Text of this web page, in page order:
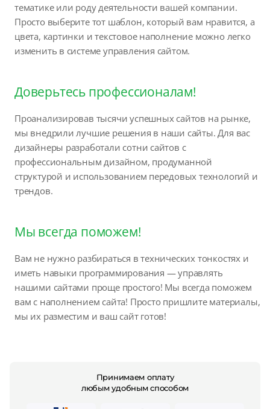
тематике или роду деятельности вашей компании.
Просто выберите тот шаблон, который вам нравится, а
цвета, картинки и текстовое наполнение можно легко
изменить в системе управления сайтом.
Доверьтесь профессионалам!
Проанализировав тысячи успешных сайтов на рынке,
мы внедрили лучшие решения в наши сайты. Для вас
дизайнеры разработали сотни сайтов с
профессиональным дизайном, продуманной
структурой и использованием передовых технологий и
трендов.
Мы всегда поможем!
Вам не нужно разбираться в технических тонкостях и
иметь навыки программирования — управлять
нашими сайтами проще простого! Мы всегда поможем
вам с наполнением сайта! Просто пришлите материалы,
мы их разместим и ваш сайт готов!
Принимаем оплату
любым удобным способом